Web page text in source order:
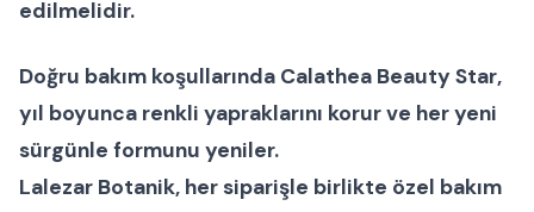
edilmelidir.
Doğru bakım koşullarında Calathea Beauty Star,
yıl boyunca renkli yapraklarını korur ve her yeni
sürgünle formunu yeniler.
Lalezar Botanik, her siparişle birlikte özel bakım